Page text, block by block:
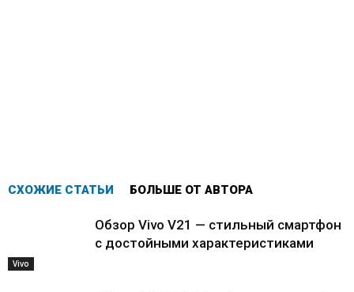
СХОЖИЕ СТАТЬИ БОЛЬШЕ ОТ АВТОРА
Vivo
Обзор Vivo V21 — стильный смартфон
с достойными характеристиками